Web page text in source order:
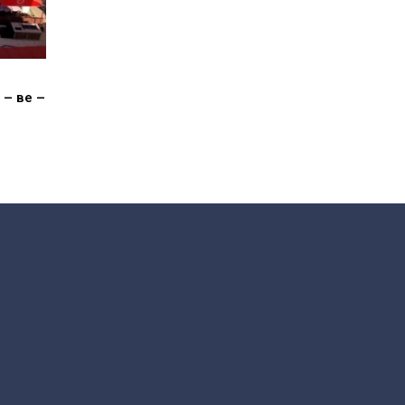
– ве –